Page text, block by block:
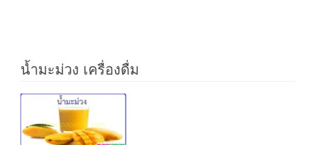
น้ำมะม่วง เครื่องดื่ม